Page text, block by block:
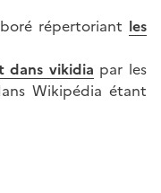
répertoriant les
dans vikidia par les
Wikipédia étant